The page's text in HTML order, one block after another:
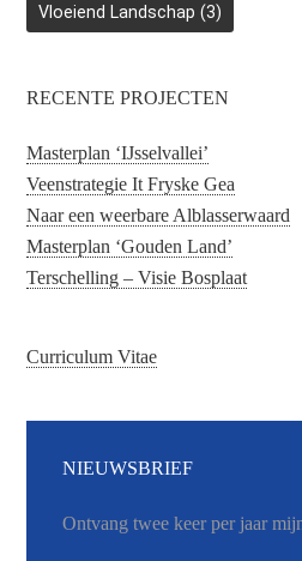
Vloeiend Landschap (3)
RECENTE PROJECTEN
Masterplan ‘IJsselvallei’
Veenstrategie It Fryske Gea
Naar een weerbare Alblasserwaard
Masterplan ‘Gouden Land’
Terschelling – Visie Bosplaat
Curriculum Vitae
NIEUWSBRIEF
Ontvang twee keer per jaar